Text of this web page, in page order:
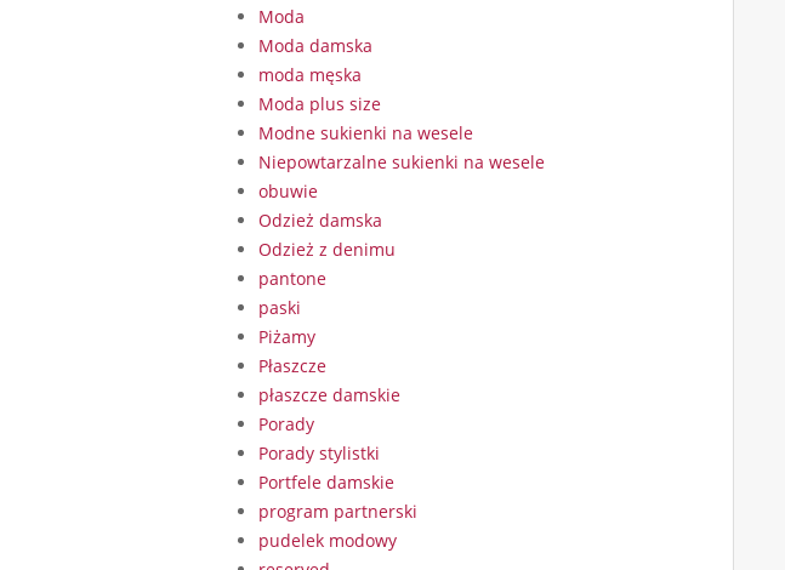
Moda
Moda damska
moda męska
Moda plus size
Modne sukienki na wesele
Niepowtarzalne sukienki na wesele
obuwie
Odzież damska
Odzież z denimu
pantone
paski
Piżamy
Płaszcze
płaszcze damskie
Porady
Porady stylistki
Portfele damskie
program partnerski
pudelek modowy